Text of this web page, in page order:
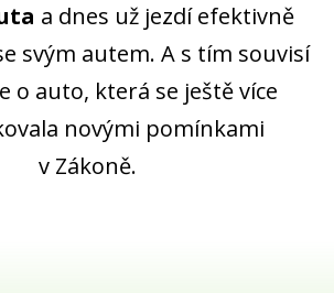
a dnes už jezdí efektivně
svým autem. A s tím souvisí
o auto, která se ještě více
novými pomínkami
v Zákoně.